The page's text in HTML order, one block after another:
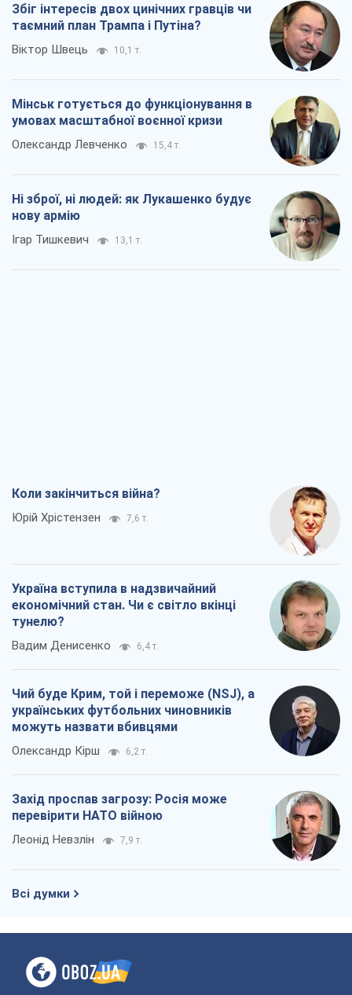
Збіг інтересів двох цинічних гравців чи
таємний план Трампа і Путіна?
Віктор Швець 10,1 т.
Мінськ готується до функціонування в
умовах масштабної воєнної кризи
Олександр Левченко 15,4 т.
Ні зброї, ні людей: як Лукашенко будує
нову армію
Ігар Тишкевич 13,1 т.
Коли закінчиться війна?
Юрій Хрістензен 7,6 т.
Україна вступила в надзвичайний
економічний стан. Чи є світло вкінці
тунелю?
Вадим Денисенко 6,4 т.
Чий буде Крим, той і переможе (NSJ), а
українських футбольних чиновників
можуть назвати вбивцями
Олександр Кірш 6,2 т.
Захід проспав загрозу: Росія може
перевірити НАТО війною
Леонід Невзлін 7,9 т.
Всі думки